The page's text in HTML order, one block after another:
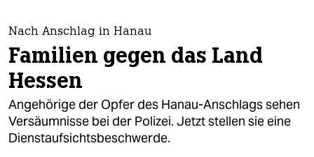
themen
politik
öko
gesellschaft
Nach Anschlag in Hanau
Familien gegen das Land
Hessen
Angehörige der Opfer des Hanau-Anschlags sehen
Versäumnisse bei der Polizei. Jetzt stellen sie eine
Dienstaufsichtsbeschwerde.